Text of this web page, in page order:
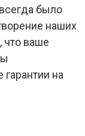
было
наших
что ваше
на